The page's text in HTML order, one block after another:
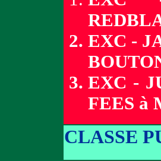
EXC -
EXC -
FEES à
CLASSE